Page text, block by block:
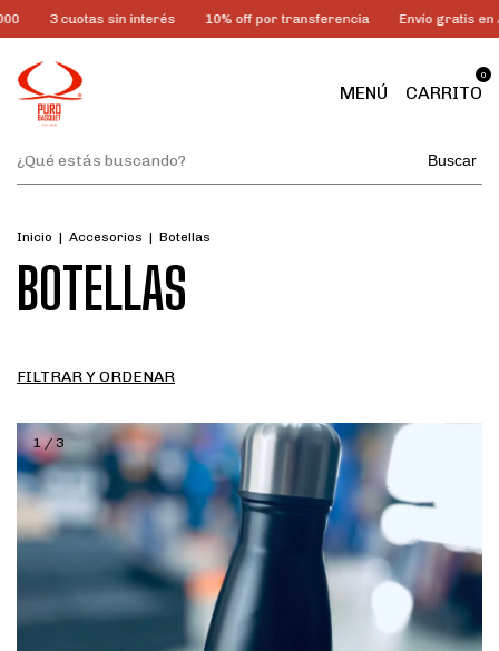
3 cuotas sin interés 10% off por transferencia Envío gratis en
MENÚ CARRITO
0
Buscar
Inicio | Accesorios | Botellas
BOTELLAS
FILTRAR Y ORDENAR
1/ 3